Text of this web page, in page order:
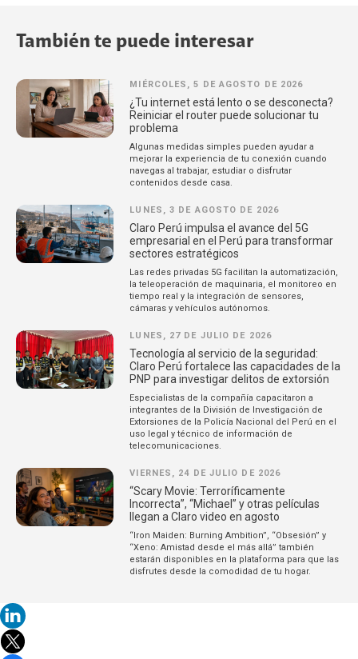
También te puede interesar
MIÉRCOLES, 5 DE AGOSTO DE 2026
¿Tu internet está lento o se desconecta?
Reiniciar el router puede solucionar tu
problema
Algunas medidas simples pueden ayudar a
mejorar la experiencia de tu conexión cuando
navegas al trabajar, estudiar o disfrutar
contenidos desde casa.
LUNES, 3 DE AGOSTO DE 2026
Claro Perú impulsa el avance del 5G
empresarial en el Perú para transformar
sectores estratégicos
Las redes privadas 5G facilitan la automatización,
la teleoperación de maquinaria, el monitoreo en
tiempo real y la integración de sensores,
cámaras y vehículos autónomos.
LUNES, 27 DE JULIO DE 2026
Tecnología al servicio de la seguridad:
Claro Perú fortalece las capacidades de la
PNP para investigar delitos de extorsión
Especialistas de la compañía capacitaron a
integrantes de la División de Investigación de
Extorsiones de la Policía Nacional del Perú en el
uso legal y técnico de información de
telecomunicaciones.
VIERNES, 24 DE JULIO DE 2026
“Scary Movie: Terroríficamente
Incorrecta”, “Michael” y otras películas
llegan a Claro video en agosto
“Iron Maiden: Burning Ambition”, “Obsesión” y
“Xeno: Amistad desde el más allá” también
estarán disponibles en la plataforma para que las
disfrutes desde la comodidad de tu hogar.